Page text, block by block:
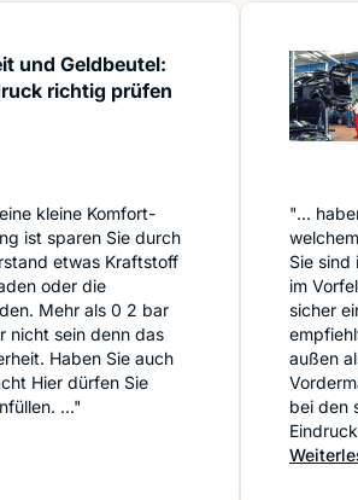
und Geldbeutel:
richtig prüfen
kleine Komfort-
ist sparen Sie durch
etwas Kraftstoff
oder die
Mehr als 0 2 bar
nicht sein denn das
Haben Sie auch
Hier dürfen Sie
..."
und Geldbeutel: Den Reifendruck richtig
"...
Sie sind
im
sicher
außen
bei den